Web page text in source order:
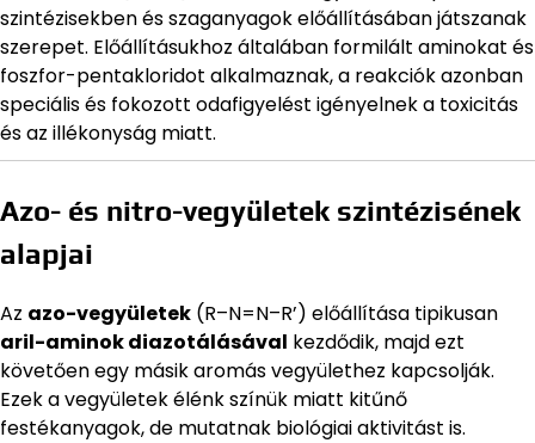
szintézisekben és szaganyagok előállításában játszanak
szerepet. Előállításukhoz általában formilált aminokat és
foszfor-pentakloridot alkalmaznak, a reakciók azonban
speciális és fokozott odafigyelést igényelnek a toxicitás
és az illékonyság miatt.
Azo- és nitro-vegyületek szintézisének
alapjai
Az azo-vegyületek (R–N=N–R’) előállítása tipikusan
aril-aminok diazotálásával kezdődik, majd ezt
követően egy másik aromás vegyülethez kapcsolják.
Ezek a vegyületek élénk színük miatt kitűnő
festékanyagok, de mutatnak biológiai aktivitást is.